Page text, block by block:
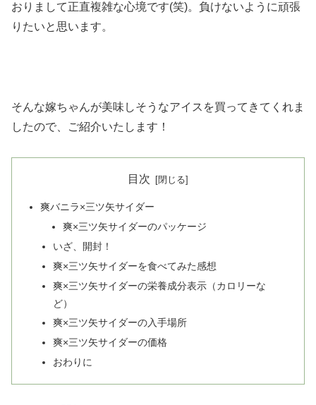
おりまして正直複雑な心境です(笑)。負けないように頑張
りたいと思います。
そんな嫁ちゃんが美味しそうなアイスを買ってきてくれま
したので、ご紹介いたします！
目次
爽バニラ×三ツ矢サイダー
爽×三ツ矢サイダーのパッケージ
いざ、開封！
爽×三ツ矢サイダーを食べてみた感想
爽×三ツ矢サイダーの栄養成分表示（カロリーな
ど）
爽×三ツ矢サイダーの入手場所
爽×三ツ矢サイダーの価格
おわりに